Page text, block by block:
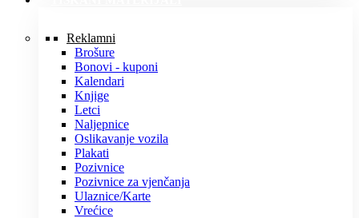
Reklamni
Brošure
Bonovi - kuponi
Kalendari
Knjige
Letci
Naljepnice
Oslikavanje vozila
Plakati
Pozivnice
Pozivnice za vjenčanja
Ulaznice/Karte
Vrećice